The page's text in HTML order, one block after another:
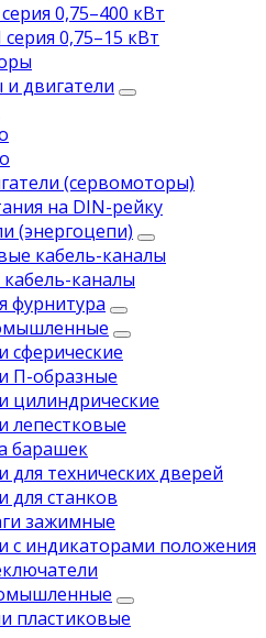
0,75–400 кВт
0,75–15 кВт
двигатели
(сервомоторы)
на DIN-рейку
(энергоцепи)
кабель-каналы
каналы
фурнитура
сферические
П-образные
цилиндрические
лепестковые
барашек
для технических дверей
для станков
зажимные
с индикаторами положения
пластиковые